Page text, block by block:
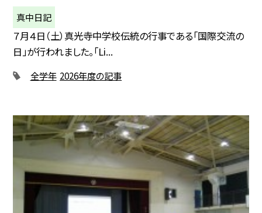
真中日記
７月４日（土）真光寺中学校伝統の行事である「国際交流の
日」が行われました。「Li...
全学年 2026年度の記事